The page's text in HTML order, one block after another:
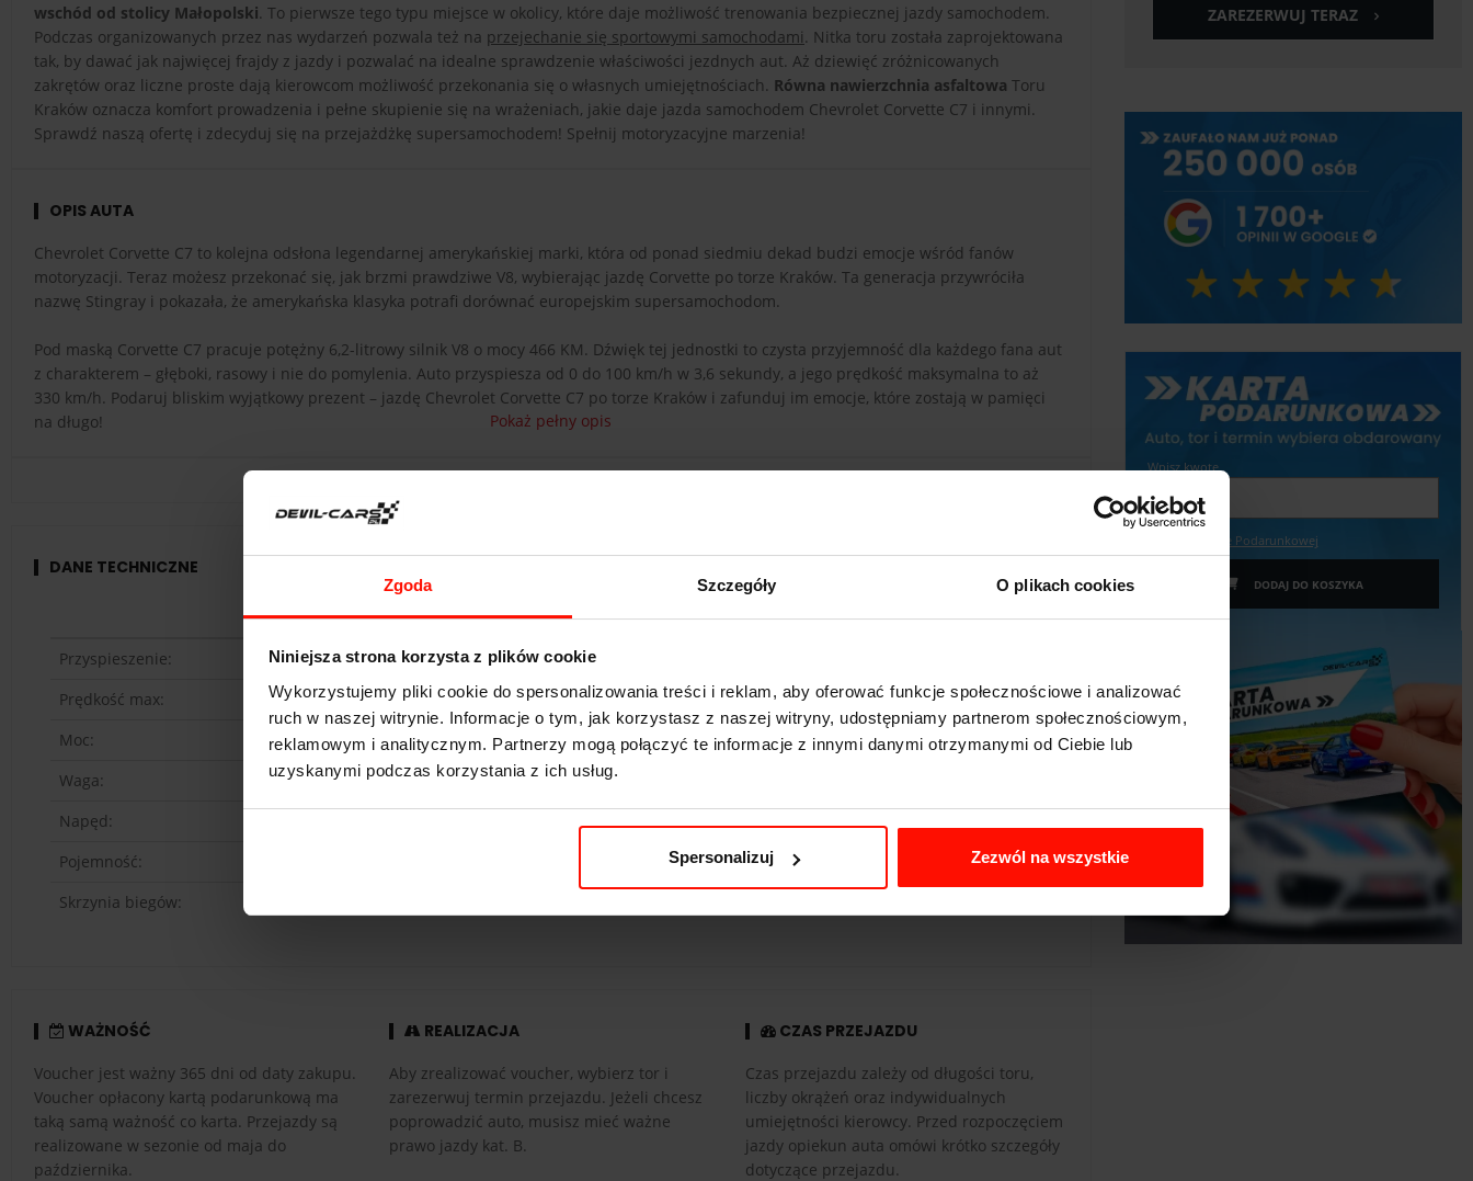
Zgoda Szczegóły O plikach cookies
Niniejsza strona korzysta z plików cookie
Wykorzystujemy pliki cookie do spersonalizowania treści i reklam, aby oferować funkcje społecznościowe i analizować
ruch w naszej witrynie. Informacje o tym, jak korzystasz z naszej witryny, udostępniamy partnerom społecznościowym,
reklamowym i analitycznym. Partnerzy mogą połączyć te informacje z innymi danymi otrzymanymi od Ciebie lub
uzyskanymi podczas korzystania z ich usług.
Spersonalizuj Zezwól na wszystkie
wschód od stolicy Małopolski. To pierwsze tego typu miejsce w okolicy, które daje możliwość trenowania bezpiecznej jazdy samochodem.
Podczas organizowanych przez nas wydarzeń pozwala też na przejechanie się sportowymi samochodami. Nitka toru została zaprojektowana
tak, by dawać jak najwięcej frajdy z jazdy i pozwalać na idealne sprawdzenie właściwości jezdnych aut. Aż dziewięć zróżnicowanych
zakrętów oraz liczne proste dają kierowcom możliwość przekonania się o własnych umiejętnościach. Równa nawierzchnia asfaltowa Toru
Kraków oznacza komfort prowadzenia i pełne skupienie się na wrażeniach, jakie daje jazda samochodem Chevrolet Corvette C7 i innymi.
Sprawdź naszą ofertę i zdecyduj się na przejażdżkę supersamochodem! Spełnij motoryzacyjne marzenia!
OPIS AUTA
Chevrolet Corvette C7 to kolejna odsłona legendarnej amerykańskiej marki, która od ponad siedmiu dekad budzi emocje wśród fanów
motoryzacji. Teraz możesz przekonać się, jak brzmi prawdziwe V8, wybierając jazdę Corvette po torze Kraków. Ta generacja przywróciła
nazwę Stingray i pokazała, że amerykańska klasyka potrafi dorównać europejskim supersamochodom.
Pod maską Corvette C7 pracuje potężny 6,2-litrowy silnik V8 o mocy 466 KM. Dźwięk tej jednostki to czysta przyjemność dla każdego fana aut
z charakterem – głęboki, rasowy i nie do pomylenia. Auto przyspiesza od 0 do 100 km/h w 3,6 sekundy, a jego prędkość maksymalna to aż
330 km/h. Podaruj bliskim wyjątkowy prezent – jazdę Chevrolet Corvette C7 po torze Kraków i zafunduj im emocje, które zostają w pamięci
na długo!
Pokaż pełny opis
DANE TECHNICZNE
Chevrolet Corvette C7
Przyspieszenie:
3.6s do 100 km/h
Prędkość max:
330km/h
Moc:
466KM
Waga:
1500 kg
Napęd:
Pojemność:
Skrzynia biegów:
WAŻNOŚĆ
Voucher jest ważny 365 dni od daty zakupu.
Voucher opłacony kartą podarunkową ma
taką samą ważność co karta. Przejazdy są
realizowane w sezonie od maja do
października.
REALIZACJA
Aby zrealizować voucher, wybierz tor i
zarezerwuj termin przejazdu. Jeżeli chcesz
poprowadzić auto, musisz mieć ważne
prawo jazdy kat. B.
CZAS PRZEJAZDU
Czas przejazdu zależy od długości toru,
liczby okrążeń oraz indywidualnych
umiejętności kierowcy. Przed rozpoczęciem
jazdy opiekun auta omówi krótko szczegóły
dotyczące przejazdu.
ZAREZERWUJ TERAZ
Wpisz kwotę
Więcej o Karcie Podarunkowej
DODAJ DO KOSZYKA